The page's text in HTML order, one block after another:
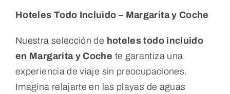
Hoteles Todo Incluido – Margarita y Coche
Nuestra selección de hoteles todo incluido
en Margarita y Coche te garantiza una
experiencia de viaje sin preocupaciones.
Imagina relajarte en las playas de aguas